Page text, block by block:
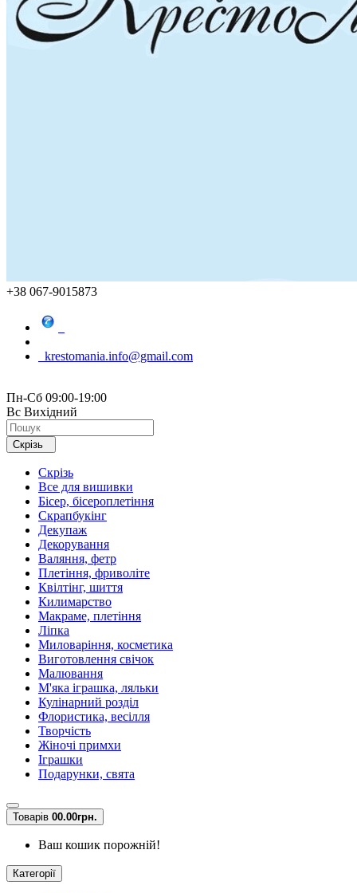
+38 067-9015873
krestomania.info@gmail.com
Пн-Сб 09:00-19:00
Вс Вихідний
Скрізь
Скрізь
Все для вишивки
Бісер, бісероплетіння
Скрапбукінг
Декупаж
Декорування
Валяння, фетр
Плетіння, фриволіте
Квілтінг, шиття
Килимарство
Макраме, плетіння
Ліпка
Миловаріння, косметика
Виготовлення свічок
Малювання
М'яка іграшка, ляльки
Кулінарний розділ
Флористика, весілля
Творчість
Жіночі примхи
Іграшки
Подарунки, свята
Товарів 00.00грн.
Ваш кошик порожній!
Категорії